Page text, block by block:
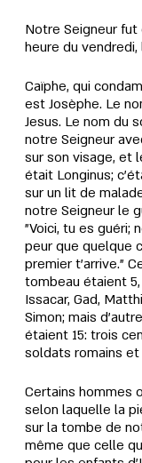
Notre Seigneur fut
heure du
Caïphe, qui
est Josèphe. Le
Jesus. Le nom du
notre Seigneur
sur son visage, et
était Longinus;
sur un lit de
notre Seigneur le
"Voici, tu es guéri;
peur que quelque
premier t'arrive."
tombeau étaient
Issacar, Gad,
Simon; mais
étaient 15: trois
soldats romains et
Certains hommes
selon laquelle la
sur la tombe de
même que celle